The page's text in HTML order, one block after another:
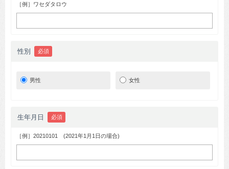
［例］ワセダタロウ
性別 必須
男性 女性
生年月日 必須
［例］20210101 (2021年1月1日の場合)